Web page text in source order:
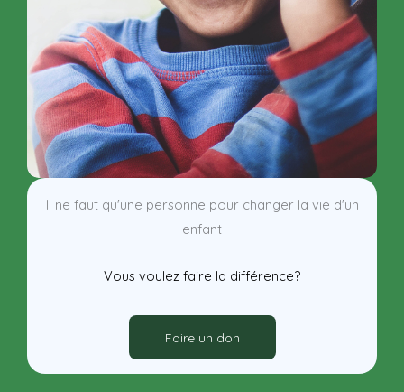
Il ne faut qu'une personne pour changer la vie d'un
enfant
Vous voulez faire la différence?
Faire un don